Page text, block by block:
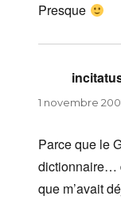
Presque
1 novembre
Parce que le
dictionnaire…
que m’avait